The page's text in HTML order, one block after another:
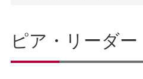
ピア・リーダー